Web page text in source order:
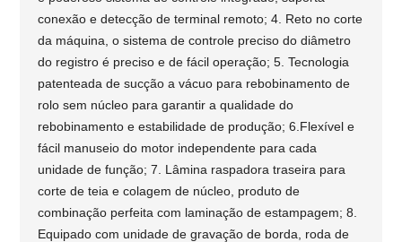
conexão e detecção de terminal remoto; 4. Reto no corte
da máquina, o sistema de controle preciso do diâmetro
do registro é preciso e de fácil operação; 5. Tecnologia
patenteada de sucção a vácuo para rebobinamento de
rolo sem núcleo para garantir a qualidade do
rebobinamento e estabilidade de produção; 6.Flexível e
fácil manuseio do motor independente para cada
unidade de função; 7. Lâmina raspadora traseira para
corte de teia e colagem de núcleo, produto de
combinação perfeita com laminação de estampagem; 8.
Equipado com unidade de gravação de borda, roda de